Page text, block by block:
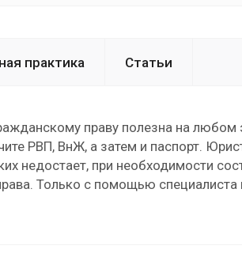
практика Статьи
праву полезна на любом
РВП, ВнЖ, а затем и паспорт.
недостает, при необходимости
Только с помощью